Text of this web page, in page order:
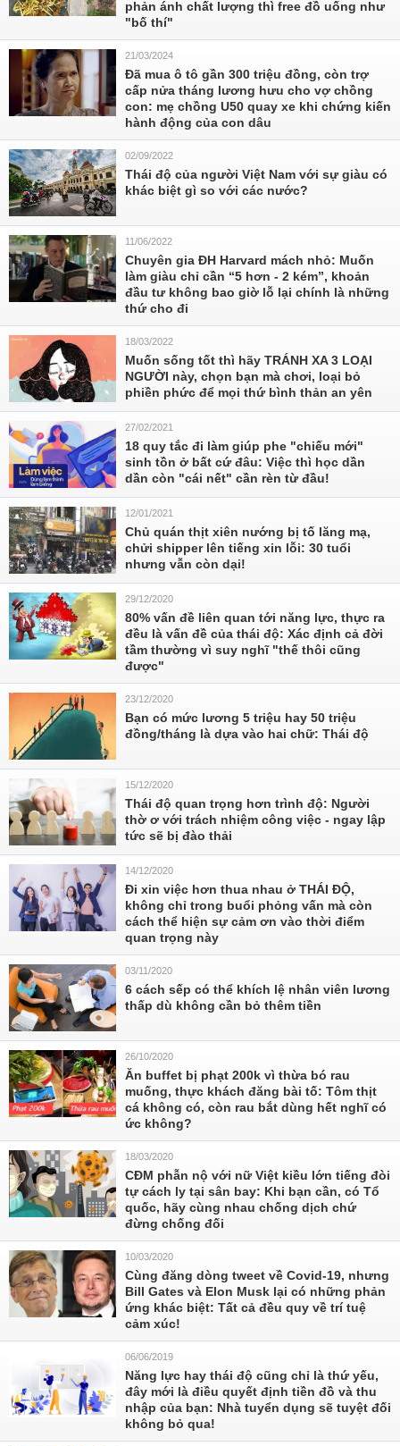
phản ánh chất lượng thì free đồ uống như
"bố thí"
21/03/2024
Đã mua ô tô gần 300 triệu đồng, còn trợ
cấp nửa tháng lương hưu cho vợ chồng
con: mẹ chồng U50 quay xe khi chứng kiến
hành động của con dâu
02/09/2022
Thái độ của người Việt Nam với sự giàu có
khác biệt gì so với các nước?
11/06/2022
Chuyên gia ĐH Harvard mách nhỏ: Muốn
làm giàu chỉ cần “5 hơn - 2 kém”, khoản
đầu tư không bao giờ lỗ lại chính là những
thứ cho đi
18/03/2022
Muốn sống tốt thì hãy TRÁNH XA 3 LOẠI
NGƯỜI này, chọn bạn mà chơi, loại bỏ
phiền phức để mọi thứ bình thản an yên
27/02/2021
18 quy tắc đi làm giúp phe "chiếu mới"
sinh tồn ở bất cứ đâu: Việc thì học dần
dần còn "cái nết" cần rèn từ đầu!
12/01/2021
Chủ quán thịt xiên nướng bị tố lăng mạ,
chửi shipper lên tiếng xin lỗi: 30 tuổi
nhưng vẫn còn dại!
29/12/2020
80% vấn đề liên quan tới năng lực, thực ra
đều là vấn đề của thái độ: Xác định cả đời
tầm thường vì suy nghĩ "thế thôi cũng
được"
23/12/2020
Bạn có mức lương 5 triệu hay 50 triệu
đồng/tháng là dựa vào hai chữ: Thái độ
15/12/2020
Thái độ quan trọng hơn trình độ: Người
thờ ơ với trách nhiệm công việc - ngay lập
tức sẽ bị đào thải
14/12/2020
Đi xin việc hơn thua nhau ở THÁI ĐỘ,
không chỉ trong buổi phỏng vấn mà còn
cách thể hiện sự cảm ơn vào thời điểm
quan trọng này
03/11/2020
6 cách sếp có thể khích lệ nhân viên lương
thấp dù không cần bỏ thêm tiền
26/10/2020
Ăn buffet bị phạt 200k vì thừa bó rau
muống, thực khách đăng bài tố: Tôm thịt
cá không có, còn rau bắt dùng hết nghĩ có
ức không?
18/03/2020
CĐM phẫn nộ với nữ Việt kiều lớn tiếng đòi
tự cách ly tại sân bay: Khi bạn cần, có Tổ
quốc, hãy cùng nhau chống dịch chứ
đừng chống đối
10/03/2020
Cùng đăng dòng tweet về Covid-19, nhưng
Bill Gates và Elon Musk lại có những phản
ứng khác biệt: Tất cả đều quy về trí tuệ
cảm xúc!
06/06/2019
Năng lực hay thái độ cũng chỉ là thứ yếu,
đây mới là điều quyết định tiền đồ và thu
nhập của bạn: Nhà tuyển dụng sẽ tuyệt đối
không bỏ qua!